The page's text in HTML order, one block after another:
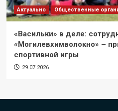
Актуально Общественные
«Васильки» в деле:
«Могилевхимволокно» –
спортивной игры
29.07.2026